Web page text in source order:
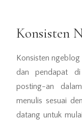
Konsisten
Konsisten ngeblog
dan pendapat
posting-an
menulis sesuai
datang untuk